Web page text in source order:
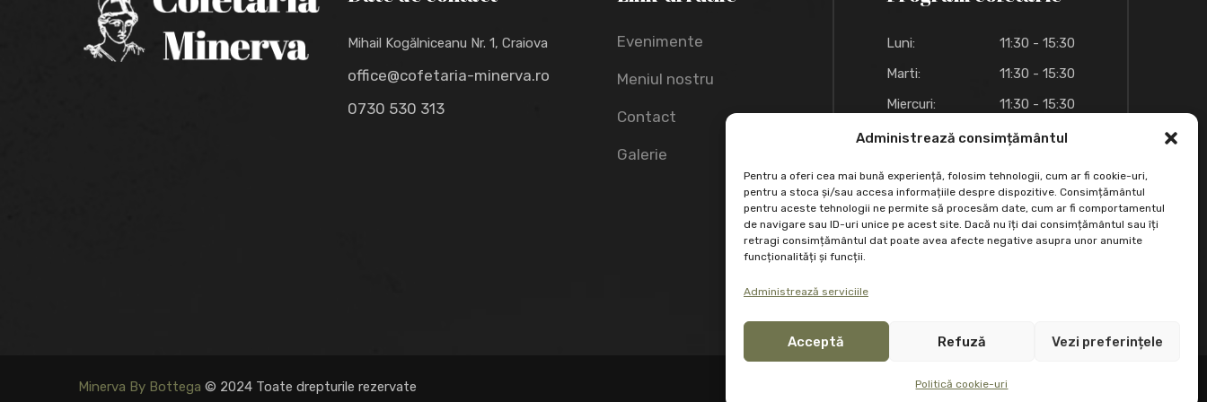
Administrează consimțământul
Pentru a oferi cea mai bună experiență, folosim tehnologii, cum ar fi cookie-uri,
pentru a stoca și/sau accesa informațiile despre dispozitive. Consimțământul
pentru aceste tehnologii ne permite să procesăm date, cum ar fi comportamentul
de navigare sau ID-uri unice pe acest site. Dacă nu îți dai consimțământul sau îți
retragi consimțământul dat poate avea afecte negative asupra unor anumite
funcționalități și funcții.
Administrează serviciile
Acceptă Refuză Vezi preferințele
Politică cookie-uri
Mihail Kogălniceanu Nr. 1, Craiova
office@cofetaria-minerva.ro
0730 530 313
Evenimente
Meniul nostru
Contact
Galerie
Luni:
11:30 - 15:30
Marti:
11:30 - 15:30
Miercuri:
11:30 - 15:30
Joi:
11:30 - 15:30
Sambata:
09:00 - 18:00
Duminica:
09:00 - 18:00
Minerva By Bottega © 2024 Toate drepturile rezervate Politică cookie-uri (UE)